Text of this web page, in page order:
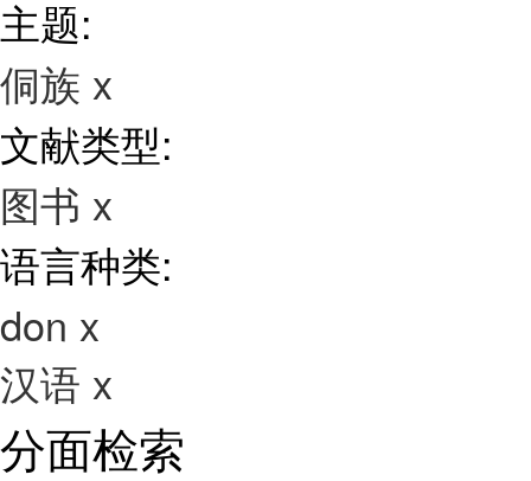
主题:
侗族 x
文献类型:
图书 x
语言种类:
don x
汉语 x
分面检索